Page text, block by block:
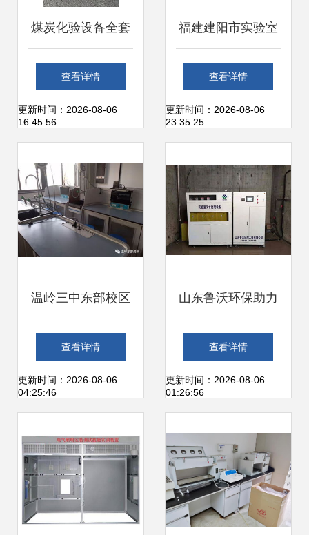
煤炭化验设备全套
安装指南 专业检测
仪器的安装与调试
查看详情
更新时间：2026-08-06
16:45:56
福建建阳市实验室
搬迁及仪器安装调
试公司选择指南
查看详情
更新时间：2026-08-06
23:35:25
温岭三中东部校区
建设项目冲刺 仪器
设备安装调试阶段
查看详情
更新时间：2026-08-06
04:25:46
山东鲁沃环保助力
吉林大学实验室废
水处理设备圆满完
查看详情
更新时间：2026-08-06
01:26:56